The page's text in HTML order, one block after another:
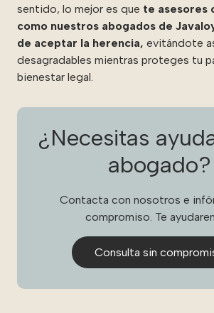
sentido, lo mejor es que te asesores
como nuestros abogados de
de aceptar la herencia, evitándote
desagradables mientras proteges tu
bienestar legal.
¿Necesitas
abogado?
Contacta con nosotros e
compromiso. Te
Consulta sin